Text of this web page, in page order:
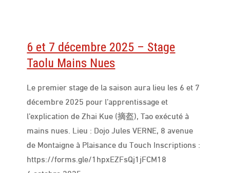
6 et 7 décembre 2025 – Stage
Taolu Mains Nues
Le premier stage de la saison aura lieu les 6 et 7
décembre 2025 pour l’apprentissage et
l’explication de Zhai Kue (摘盔), Tao exécuté à
mains nues. Lieu : Dojo Jules VERNE, 8 avenue
de Montaigne à Plaisance du Touch Inscriptions :
https://forms.gle/1hpxEZFsQj1jFCM18